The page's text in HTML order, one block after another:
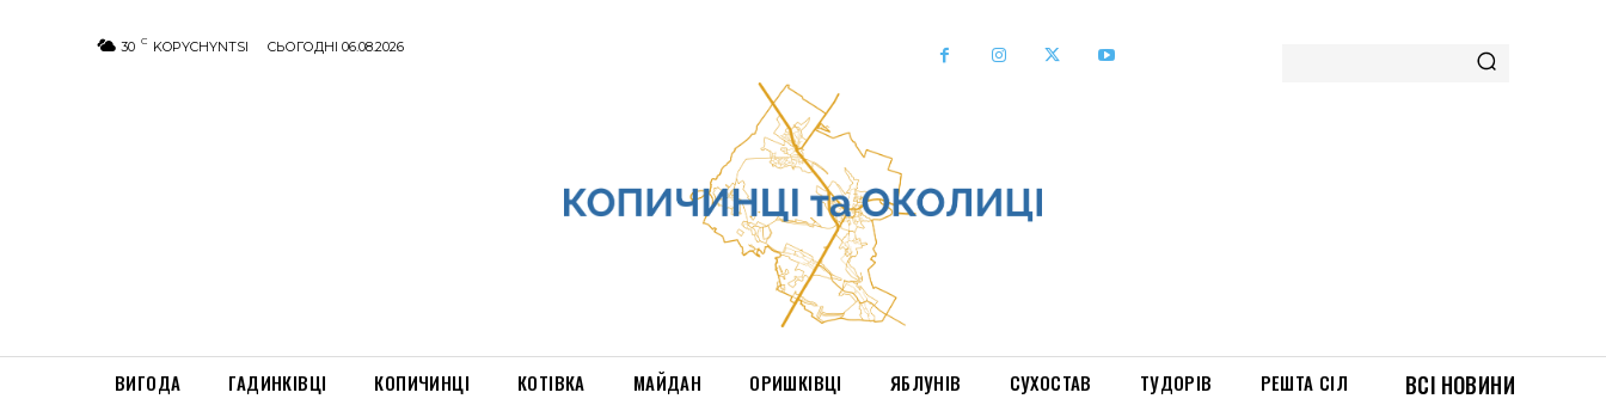
30 C KOPYCHYNTSI СЬОГОДНІ 06.08.2026
ВИГОДА ГАДИНКІВЦІ КОПИЧИНЦІ КОТІВКА МАЙДАН ОРИШКІВЦІ ЯБЛУНІВ СУХОСТАВ ТУДОРІВ РЕШТА СІЛ ВСІ НОВИНИ